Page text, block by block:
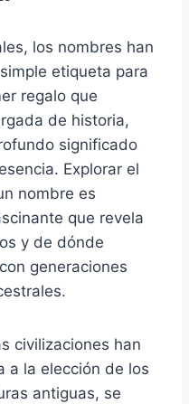
los nombres han
etiqueta para
regalo que
de historia,
significado
Explorar el
nombre es
que revela
y de dónde
generaciones
civilizaciones han
a la elección de los
antiguas, se